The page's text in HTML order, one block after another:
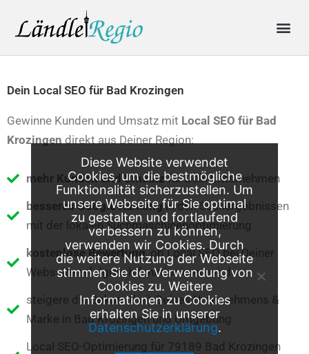
Dein Local SEO für Bad Krozingen
Gewinne Kunden und Umsatz mit Local SEO für Bad
Krozingen direkt aus Deiner Region:
mehr Kunden und Umsatzfür Dein Unternehmen
besseres Google Rankingin den Suchergebnissen
mit der lokalen Suchmaschinenoptimierung
kostenlose Bewertung, ob Local SEO bei Deiner
Webseite erfolgreich funktionieren wird
steigere die Bekanntheit Deines Unternehmens &
Marke in Bad Krozingen und Umgebung
Local SEO-Optimierung für 79189 Bad Krozingen
Diese Website verwendet
Cookies, um die bestmögliche
Funktionalität sicherzustellen. Um
unsere Webseite für Sie optimal
zu gestalten und fortlaufend
verbessern zu können,
verwenden wir Cookies. Durch
die weitere Nutzung der Webseite
stimmen Sie der Verwendung von
Cookies zu. Weitere
Informationen zu Cookies
erhalten Sie in unserer
Datenschutzerklärung.